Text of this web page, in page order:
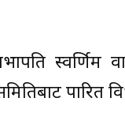
स्वर्णिम
पारित